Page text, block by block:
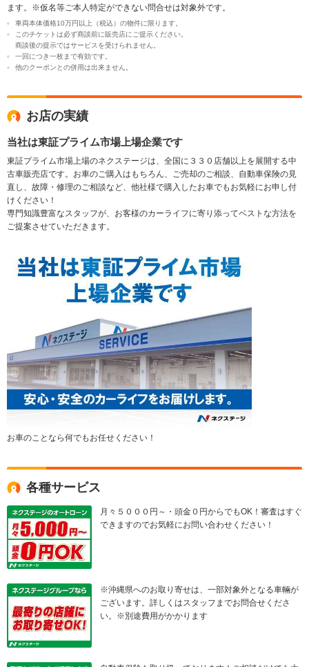
ます。※仮名等ご本人特定ができない問合せは対象外です。
車両本体価格10万円以上（税込）の物件に限ります。
このチケットは必ず商談前に販売店にご提示ください。
商談後の提示ではサービスを受けられません。
一回につき一枚まで有効です。
他のクーポンとの併用は出来ません。
お店の実績
当社は東証プライム市場上場企業です
東証プライム市場上場のネクステージは、全国に３３０店舗以上を展開する中
古車販売店です。お車のご購入はもちろん、ご売却のご相談、自動車保険の見
直し、故障・修理のご相談など、他社様で購入したお車でもお気軽にお申し付
けください！
専門知識豊富なスタッフが、お客様のカーライフに寄り添ってベストな方法を
ご提案させていただきます。
お車のことなら何でもお任せください！
各種サービス
月々５０００円～・頭金０円からでもOK！審査はすぐ
できますのでお気軽にお問い合わせください！
※沖縄県へのお取り寄せは、一部対象外となる車輛が
ございます。詳しくはスタッフまでお問合せくださ
い。※別途費用がかかります